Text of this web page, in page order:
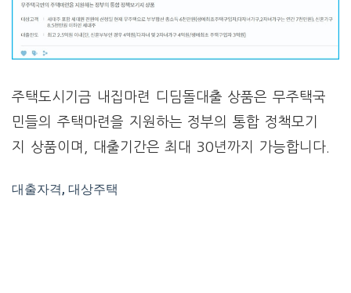
주택도시기금 내집마련 디딤돌대출 상품은 무주택국
민들의 주택마련을 지원하는 정부의 통합 정책모기
지 상품이며, 대출기간은 최대 30년까지 가능합니다.
대출자격, 대상주택